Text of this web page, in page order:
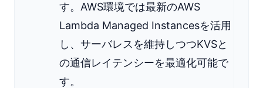
す。AWS環境では最新のAWS
Lambda Managed Instancesを活用
し、サーバレスを維持しつつKVSと
の通信レイテンシーを最適化可能で
す。